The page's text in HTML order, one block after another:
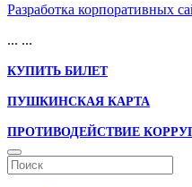
Разработка корпоративных
... ...
КУПИТЬ БИЛЕТ
ПУШКИНСКАЯ КАРТА
ПРОТИВОДЕЙСТВИЕ